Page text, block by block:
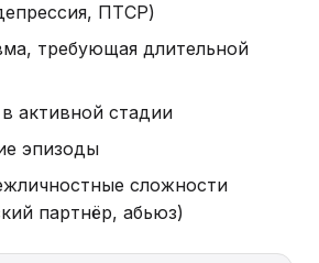
ПТСР)
требующая длительной
активной стадии
эпизоды
сложности
партнёр, абьюз)